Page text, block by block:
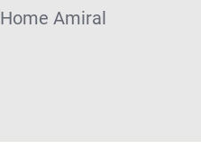
Home Amiral